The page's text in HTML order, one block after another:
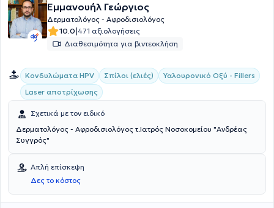
Ελληνικής Ακαδημίας Αντιγήρανσης.
Εμμανουήλ Γεώργιος
Δερματολόγος - Αφροδισιολόγος
10.0|471 αξιολογήσεις
Διαθεσιμότητα για βιντεοκλήση
Κονδυλώματα HPV Σπίλοι (ελιές)
Υαλουρονικό Οξύ - Fillers
Laser αποτρίχωσης
Σχετικά με τον ειδικό
Δερματολόγος - Αφροδισιολόγος τ.Ιατρός Νοσοκομείου "Ανδρέας
Συγγρός"
Απλή επίσκεψη
Δες το κόστος